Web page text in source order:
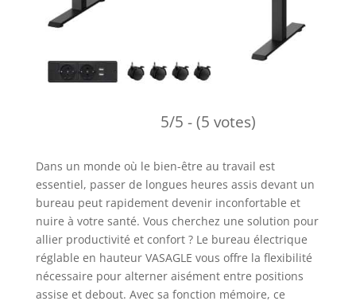
5/5 - (5 votes)
Dans un monde où le bien-être au travail est
essentiel, passer de longues heures assis devant un
bureau peut rapidement devenir inconfortable et
nuire à votre santé. Vous cherchez une solution pour
allier productivité et confort ? Le bureau électrique
réglable en hauteur VASAGLE vous offre la flexibilité
nécessaire pour alterner aisément entre positions
assise et debout. Avec sa fonction mémoire, ce